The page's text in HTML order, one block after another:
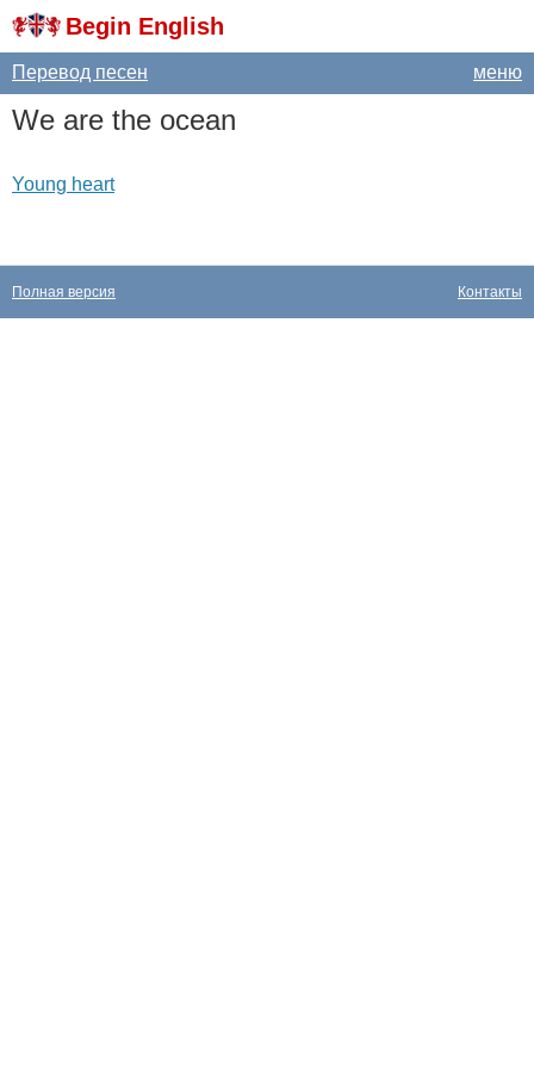
Begin English
меню
Перевод песен
We are the ocean
Young heart
Контакты
Полная версия